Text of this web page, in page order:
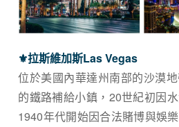
⚜︎​拉斯維加斯Las Vegas
位於美國內華達州南部的沙漠
的鐵路補給小鎮，20世紀初因
1940年代開始因合法賭博與娛